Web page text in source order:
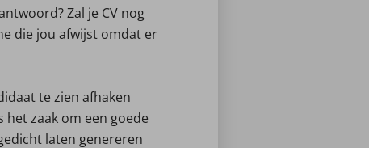
Zal je CV nog
die jou afwijst omdat er
te zien afhaken
zaak om een goede
laten genereren